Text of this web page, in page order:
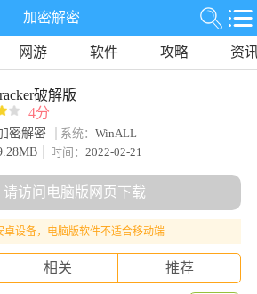
加密解密
网游 软件 攻略 资
破解版
4分
密解密 系统： WinALL
时间： 2022-02-21
请访问电脑版网页下载
卓设备，电脑版软件不适合移动端
相关 推荐